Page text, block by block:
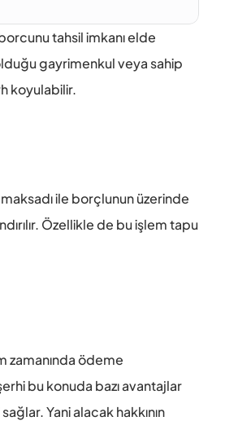
tahsil imkanı elde
gayrimenkul veya sahip
koyulabilir.
ile borçlunun üzerinde
Özellikle de bu işlem tapu
zamanında ödeme
bu konuda bazı avantajlar
Yani alacak hakkının